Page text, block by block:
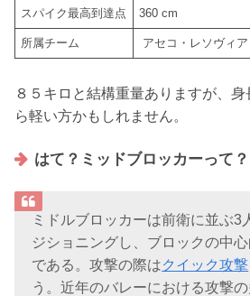
スパイク最高到達点 360 cm
所属チーム アセコ・レソヴィ
８５キロと結構重量ありますが、
ら軽い方かもしれません。
はて？ミッドブロッカーって？
ミドルブロッカーは前衛に並ぶ3
ジショニングし、ブロックの中
である。攻撃の際はクイック攻撃
う。近年のバレーにおける攻撃